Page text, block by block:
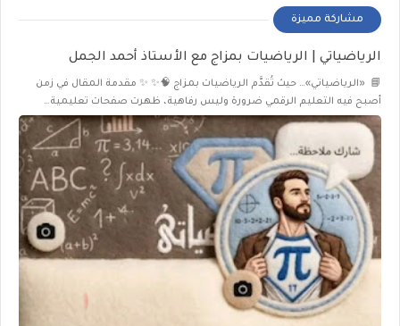
مشاركة مميزة
الرياضياتي | الرياضيات بمزاج مع الأستاذ أحمد الجمل
📘 «الرياضياتي»… حيث تُقدَّم الرياضيات بمزاج 🧠✨ ✨ مقدمة المقال في زمن
أصبح فيه التعليم الرقمي ضرورة وليس رفاهية، ظهرت صفحات تعليمية…